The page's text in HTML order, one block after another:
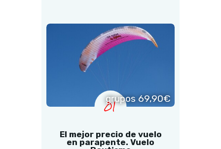
grupos 69,90€
01
El mejor precio de vuelo
en parapente. Vuelo